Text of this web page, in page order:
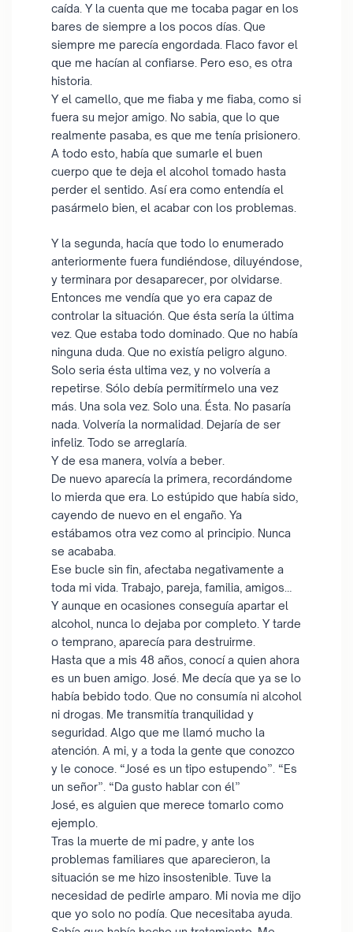
caída. Y la cuenta que me tocaba pagar en los
bares de siempre a los pocos días. Que
siempre me parecía engordada. Flaco favor el
que me hacían al confiarse. Pero eso, es otra
historia.
Y el camello, que me fiaba y me fiaba, como si
fuera su mejor amigo. No sabia, que lo que
realmente pasaba, es que me tenía prisionero.
A todo esto, había que sumarle el buen
cuerpo que te deja el alcohol tomado hasta
perder el sentido. Así era como entendía el
pasármelo bien, el acabar con los problemas.
Y la segunda, hacía que todo lo enumerado
anteriormente fuera fundiéndose, diluyéndose,
y terminara por desaparecer, por olvidarse.
Entonces me vendía que yo era capaz de
controlar la situación. Que ésta sería la última
vez. Que estaba todo dominado. Que no había
ninguna duda. Que no existía peligro alguno.
Solo seria ésta ultima vez, y no volvería a
repetirse. Sólo debía permitírmelo una vez
más. Una sola vez. Solo una. Ésta. No pasaría
nada. Volvería la normalidad. Dejaría de ser
infeliz. Todo se arreglaría.
Y de esa manera, volvía a beber.
De nuevo aparecía la primera, recordándome
lo mierda que era. Lo estúpido que había sido,
cayendo de nuevo en el engaño. Ya
estábamos otra vez como al principio. Nunca
se acababa.
Ese bucle sin fin, afectaba negativamente a
toda mi vida. Trabajo, pareja, familia, amigos…
Y aunque en ocasiones conseguía apartar el
alcohol, nunca lo dejaba por completo. Y tarde
o temprano, aparecía para destruirme.
Hasta que a mis 48 años, conocí a quien ahora
es un buen amigo. José. Me decía que ya se lo
había bebido todo. Que no consumía ni alcohol
ni drogas. Me transmitía tranquilidad y
seguridad. Algo que me llamó mucho la
atención. A mi, y a toda la gente que conozco
y le conoce. “José es un tipo estupendo”. “Es
un señor”. “Da gusto hablar con él”
José, es alguien que merece tomarlo como
ejemplo.
Tras la muerte de mi padre, y ante los
problemas familiares que aparecieron, la
situación se me hizo insostenible. Tuve la
necesidad de pedirle amparo. Mi novia me dijo
que yo solo no podía. Que necesitaba ayuda.